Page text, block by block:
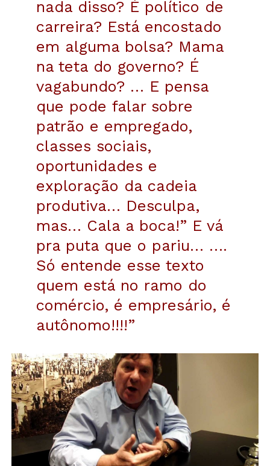
nada disso? É político de
carreira? Está encostado
em alguma bolsa? Mama
na teta do governo? É
vagabundo? … E pensa
que pode falar sobre
patrão e empregado,
classes sociais,
oportunidades e
exploração da cadeia
produtiva… Desculpa,
mas… Cala a boca!” E vá
pra puta que o pariu… ….
Só entende esse texto
quem está no ramo do
comércio, é empresário, é
autônomo!!!!”